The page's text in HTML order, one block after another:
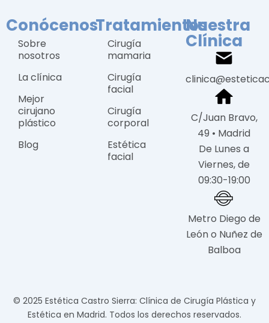
Conócenos
Sobre
nosotros
La clínica
Mejor
cirujano
plástico
Blog
Tratamientos
Cirugía
mamaria
Cirugía
facial
Cirugía
corporal
Estética
facial
Nuestra
Clínica
C/Juan Bravo,
49 • Madrid
De Lunes a
Viernes, de
09:30-19:00
Metro Diego de
León o Nuñez de
Balboa
© 2025 Estética Castro Sierra: Clínica de Cirugía Plástica y
Estética en Madrid. Todos los derechos reservados.